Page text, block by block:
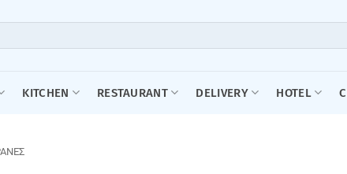
KITCHEN RESTAURANT DELIVERY HOTEL